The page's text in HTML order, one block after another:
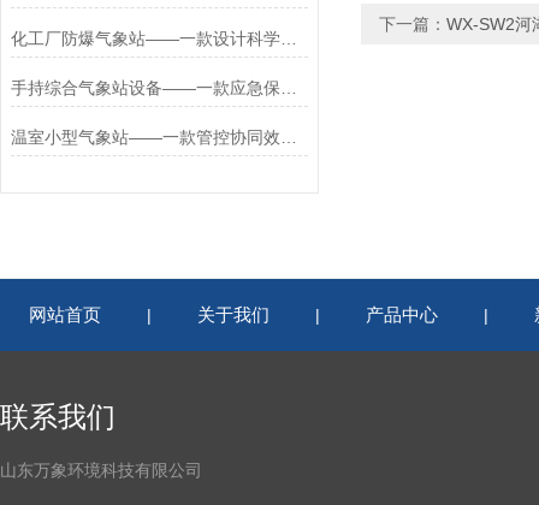
化工厂防爆气象站——一款设计科学合理的化工企业小型气象站2026+派+送
下一篇： WX-SW2河
网站首页 | 关于我们 | 产品中心 |
联系我们
山东万象环境科技有限公司